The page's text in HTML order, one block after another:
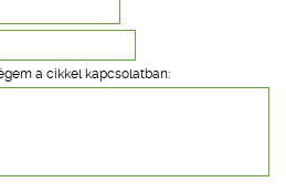
KÉPZÉSEK
SEGÉDLETEK
a cikkel kapcsolatban: